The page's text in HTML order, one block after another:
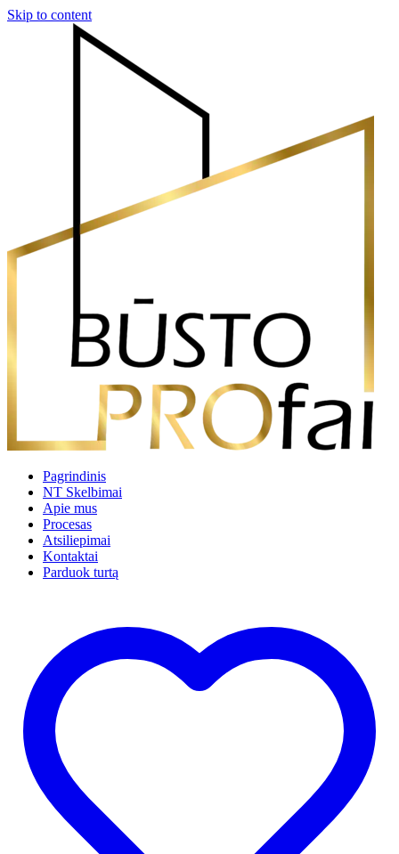
Skip to content
Pagrindinis
NT Skelbimai
Apie mus
Procesas
Atsiliepimai
Kontaktai
Parduok turtą